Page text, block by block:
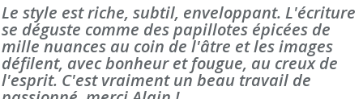
Le style est riche, subtil, enveloppant. L'écriture
se déguste comme des papillotes épicées de
mille nuances au coin de l'âtre et les images
défilent, avec bonheur et fougue, au creux de
l'esprit. C'est vraiment un beau travail de